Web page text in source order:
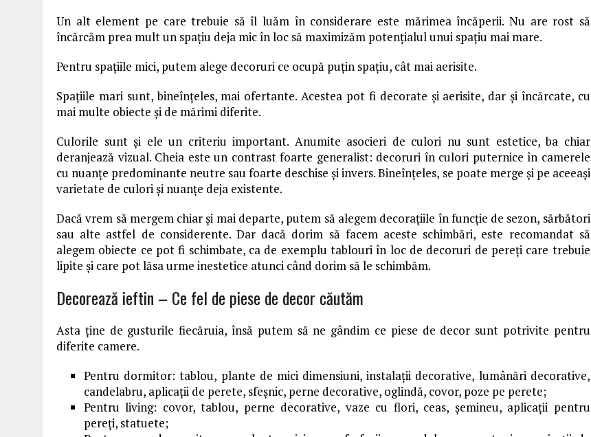
Un alt element pe care trebuie să îl luăm în considerare este mărimea încăperii. Nu are rost să
încărcăm prea mult un spațiu deja mic în loc să maximizăm potențialul unui spațiu mai mare.
Pentru spațiile mici, putem alege decoruri ce ocupă puțin spațiu, cât mai aerisite.
Spațiile mari sunt, bineînțeles, mai ofertante. Acestea pot fi decorate și aerisite, dar și încărcate, cu
mai multe obiecte și de mărimi diferite.
Culorile sunt și ele un criteriu important. Anumite asocieri de culori nu sunt estetice, ba chiar
deranjează vizual. Cheia este un contrast foarte generalist: decoruri în culori puternice în camerele
cu nuanțe predominante neutre sau foarte deschise și invers. Bineînțeles, se poate merge și pe aceeași
varietate de culori și nuanțe deja existente.
Dacă vrem să mergem chiar și mai departe, putem să alegem decorațiile în funcție de sezon, sărbători
sau alte astfel de considerente. Dar dacă dorim să facem aceste schimbări, este recomandat să
alegem obiecte ce pot fi schimbate, ca de exemplu tablouri în loc de decoruri de pereți care trebuie
lipite și care pot lăsa urme inestetice atunci când dorim să le schimbăm.
Decorează ieftin – Ce fel de piese de decor căutăm
Asta ține de gusturile fiecăruia, însă putem să ne gândim ce piese de decor sunt potrivite pentru
diferite camere.
Pentru dormitor: tablou, plante de mici dimensiuni, instalații decorative, lumânări decorative,
candelabru, aplicații de perete, sfeșnic, perne decorative, oglindă, covor, poze pe perete;
Pentru living: covor, tablou, perne decorative, vaze cu flori, ceas, șemineu, aplicații pentru
pereți, statuete;